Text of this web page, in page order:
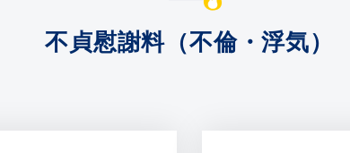
不貞慰謝料（不倫・浮気）